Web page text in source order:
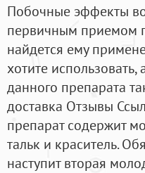
Побочные эффекты
первичным приемом
найдется ему
хотите
данного препарата
доставка Отзывы
препарат содержит
тальк и краситель.
наступит вторая